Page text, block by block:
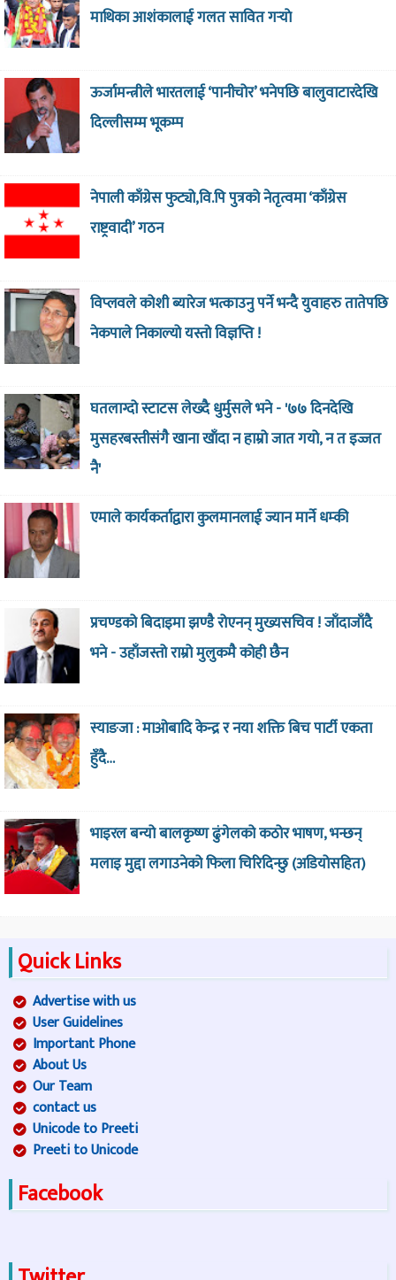
माथिका आशंकालाई गलत सावित गर्‍याे
ऊर्जामन्त्रीले भारतलाई ‘पानीचोर’ भनेपछि बालुवाटारदेखि
दिल्लीसम्म भूकम्प
नेपाली काँग्रेस फुट्यो,वि.पि पुत्रको नेतृत्वमा ‘काँग्रेस
राष्ट्रवादी’ गठन
विप्लवले कोशी ब्यारेज भत्काउनु पर्ने भन्दै युवाहरु तातेपछि
नेकपाले निकाल्यो यस्तो विज्ञप्ति !
घतलाग्दो स्टाटस लेख्दै धुर्मुसले भने - '७७ दिनदेखि
मुसहरबस्तीसंगै खाना खाँदा न हाम्रो जात गयो, न त इज्जत
नै'
एमाले कार्यकर्ताद्वारा कुलमानलाई ज्यान मार्ने धम्की
प्रचण्डको बिदाइमा झण्डै रोएनन् मुख्यसचिव ! जाँदाजाँदै
भने - उहाँजस्तो राम्रो मुलुकमै कोही छैन
स्याङजा : माओबादि केन्द्र र नया शक्ति बिच पार्टी एकता
हुँदै…
भाइरल बन्यो बालकृष्ण ढुंगेलको कठोर भाषण, भन्छन्
मलाइ मुद्दा लगाउनेको फिला चिरिदिन्छु (अडियोसहित)
Quick Links
Advertise with us
User Guidelines
Important Phone
About Us
Our Team
contact us
Unicode to Preeti
Preeti to Unicode
Facebook